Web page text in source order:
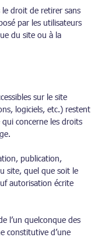
droit de retirer sans
par les utilisateurs
du site ou à la
sur le site
logiciels, etc.) restent
concerne les droits
publication,
site, quel que soit le
autorisation écrite
l’un quelconque des
constitutive d’une